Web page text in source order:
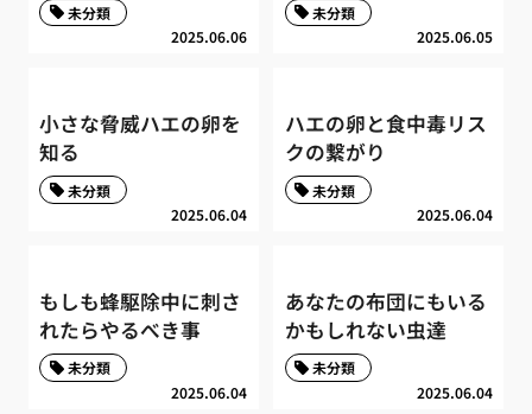
2025.06.06
未分類
2025.06.05
未分類
小さな脅威ハエの卵を
知る
2025.06.04
未分類
ハエの卵と食中毒リス
クの繋がり
2025.06.04
未分類
もしも蜂駆除中に刺さ
れたらやるべき事
2025.06.04
未分類
あなたの布団にもいる
かもしれない虫達
2025.06.04
未分類